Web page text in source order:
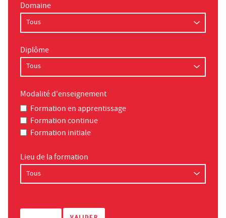
Domaine
Diplôme
Modalité d'enseignement
Formation en apprentissage
Formation continue
Formation initiale
Lieu de la formation